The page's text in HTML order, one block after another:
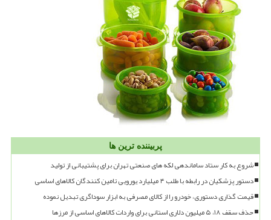
پربیننده ترین ها
شروع به کار ستاد ساماندهی لکه های صنعتی تهران برای پشتیبانی از تولید
دستور پزشکیان در رابطه با طلب ۴ میلیارد یورویی تامین کنندگان کالاهای اساسی
قیمت گذاری دستوری، خودرو را از کالای مصرفی به ابزار سوداگری تبدیل نموده
حذف سقف ۱۸، ۵ میلیون دلاری استانی برای واردات کالاهای اساسی از مرزها